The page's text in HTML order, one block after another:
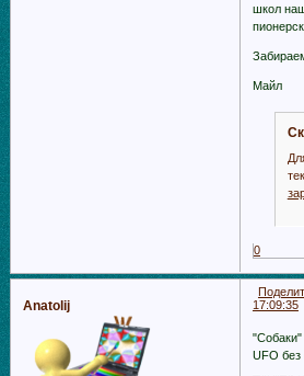
школ
Майл
0
17:09:35
Anatolij
UFO без